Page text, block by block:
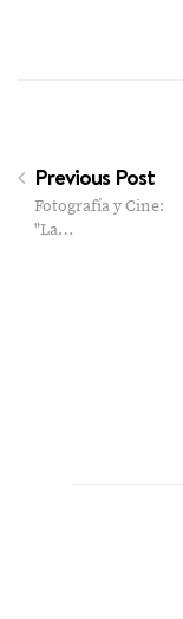
Previous Post
Fotografía y Cine:
"La…